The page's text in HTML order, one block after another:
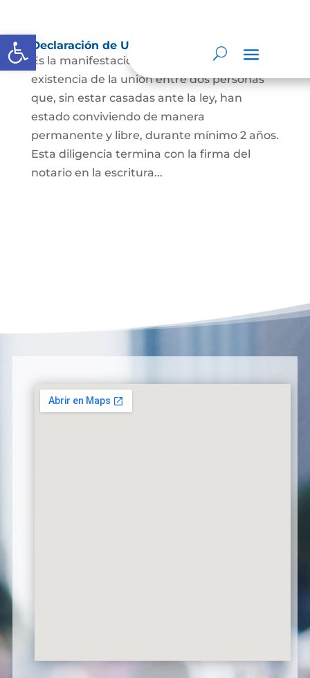
Abrir barra de herramientas
Declaración de Unión Marital de Hecho
Es la manifestación ante juez o notario de la
existencia de la unión entre dos personas
que, sin estar casadas ante la ley, han
estado conviviendo de manera
permanente y libre, durante mínimo 2 años.
Esta diligencia termina con la firma del
notario en la escritura...